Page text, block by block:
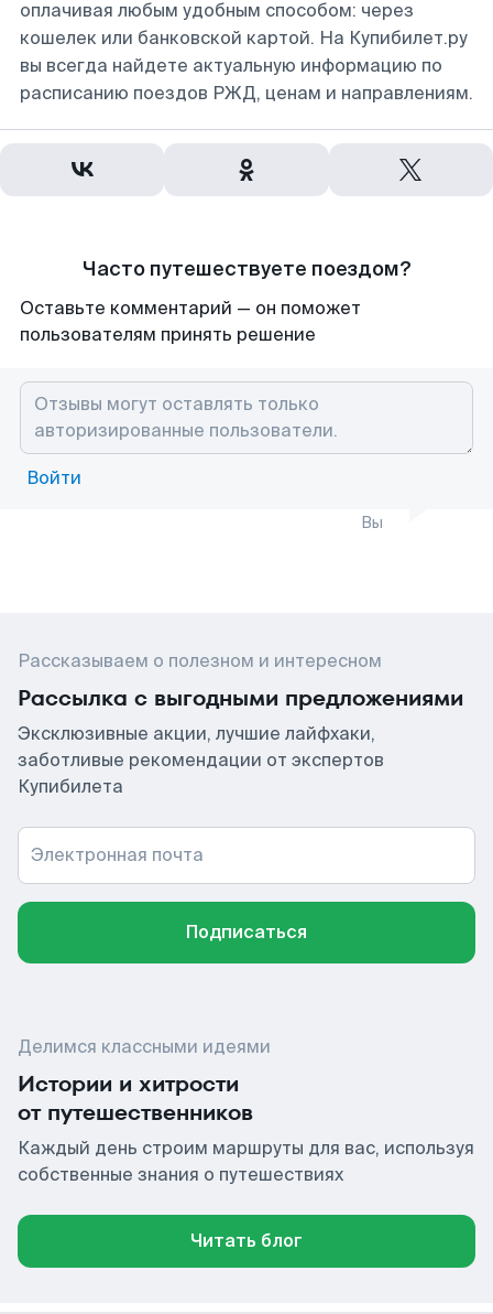
оплачивая любым удобным способом: через
кошелек или банковской картой. На Купибилет.ру
вы всегда найдете актуальную информацию по
расписанию поездов РЖД, ценам и направлениям.
Часто путешествуете поездом?
Оставьте комментарий — он поможет
пользователям принять решение
Войти
Вы
Рассказываем о полезном и интересном
Рассылка с выгодными предложениями
Эксклюзивные акции, лучшие лайфхаки,
заботливые рекомендации от экспертов
Купибилета
Электронная почта
Подписаться
Делимся классными идеями
Истории и хитрости
от путешественников
Каждый день строим маршруты для вас, используя
собственные знания о путешествиях
Читать блог